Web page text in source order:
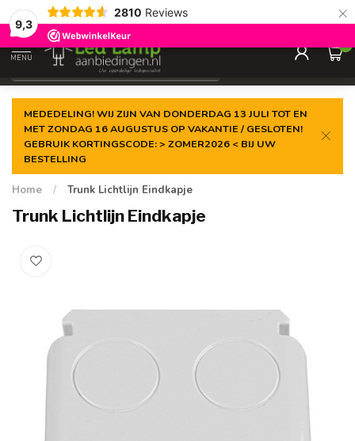
9,3
2810 Reviews ×
Gegarandeerde delaagste prijs
MENU
0
MEDEDELING! WIJ ZIJN VAN DONDERDAG 13 JULI TOT EN
MET ZONDAG 16 AUGUSTUS OP VAKANTIE / GESLOTEN!
GEBRUIK KORTINGSCODE: > ZOMER2026 < BIJ UW
BESTELLING
Home / Trunk Lichtlijn Eindkapje
Trunk Lichtlijn Eindkapje